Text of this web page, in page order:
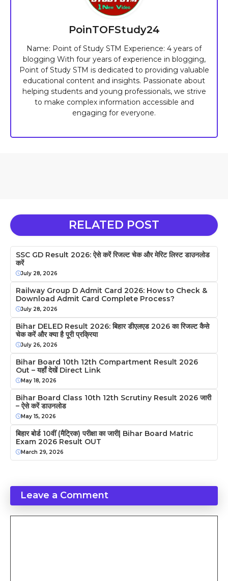
PoinTOFStudy24
Name: Point of Study STM Experience: 4 years of
blogging With four years of experience in blogging,
Point of Study STM is dedicated to providing valuable
educational content and insights. Passionate about
helping students and young professionals, we strive
to make complex information accessible and
engaging for everyone.
RELATED POST
SSC GD Result 2026: ऐसे करें रिजल्ट चेक और मेरिट लिस्ट डाउनलोड
करें
July 28, 2026
Railway Group D Admit Card 2026: How to Check &
Download Admit Card Complete Process?
July 28, 2026
Bihar DELED Result 2026: बिहार डीएलएड 2026 का रिजल्ट कैसे
चेक करें और क्या है पूरी प्रक्रिया
July 26, 2026
Bihar Board 10th 12th Compartment Result 2026
Out – यहाँ देखें Direct Link
May 18, 2026
Bihar Board Class 10th 12th Scrutiny Result 2026 जारी
– ऐसे करें डाउनलोड
May 15, 2026
बिहार बोर्ड 10वीं (मैट्रिक) परीक्षा का जारी| Bihar Board Matric
Exam 2026 Result OUT
March 29, 2026
Leave a Comment